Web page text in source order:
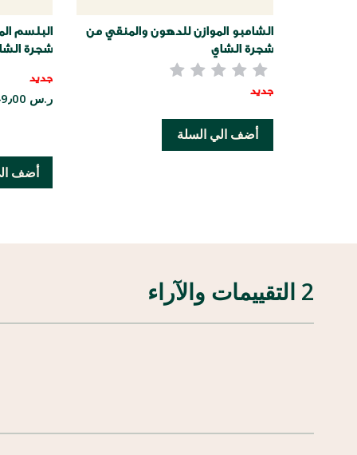
الشامبو الموازن للدهون والمنقي من
شجرة الشاي
جديد
أضف الي السلة
البلسم
شجرة
جديد
ر.س 49٫00
أضف
2 التقييمات والآراء